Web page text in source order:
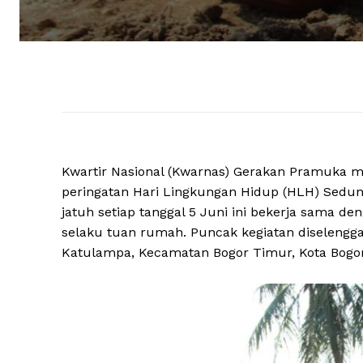
Kwartir Nasional (Kwarnas) Gerakan Pramuka
peringatan Hari Lingkungan Hidup (HLH)
jatuh setiap tanggal 5 Juni ini bekerja sama
selaku tuan rumah. Puncak kegiatan
Katulampa, Kecamatan Bogor Timur, Kota